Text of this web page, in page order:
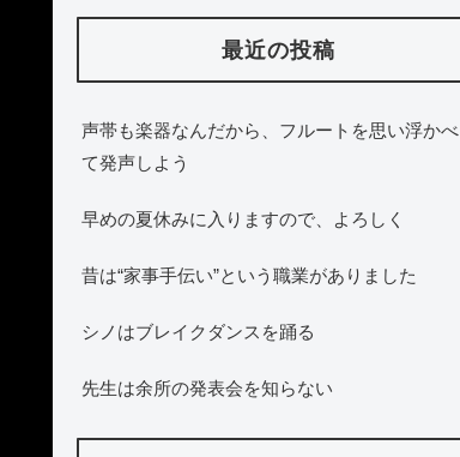
最近の投稿
声帯も楽器なんだから、フルートを思い浮かべ
て発声しよう
早めの夏休みに入りますので、よろしく
昔は“家事手伝い”という職業がありました
シノはブレイクダンスを踊る
先生は余所の発表会を知らない